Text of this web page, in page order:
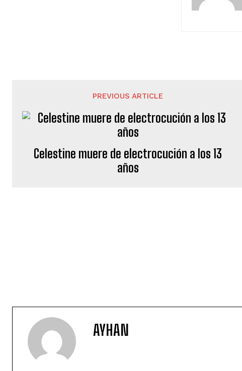
PREVIOUS ARTICLE
Celestine muere de electrocución a los 13
años
AYHAN